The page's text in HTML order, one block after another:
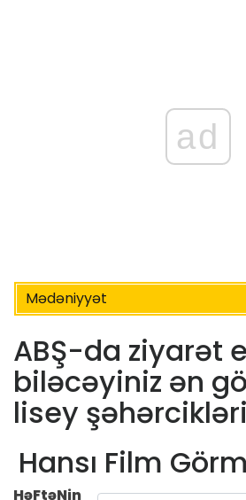
ad
Mədəniyyət
ABŞ-da ziyarət
biləcəyiniz ən
lisey şəhərcikləri
Hansı Film
HəFtəNin